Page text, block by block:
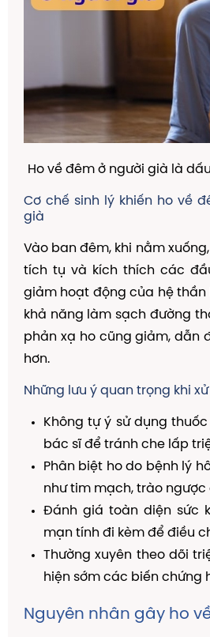
Ho về đêm ở người già là
Cơ chế sinh lý khiến ho về
già
Vào ban đêm, khi nằm
tích tụ và kích thích các
giảm hoạt động của hệ
khả năng làm sạch đường
phản xạ ho cũng giảm, dẫn
hơn.
Những lưu ý quan trọng khi
Không tự ý sử dụng
bác sĩ để tránh che lấp
Phân biệt ho do bệnh lý
như tim mạch, trào
Đánh giá toàn diện sức
mạn tính đi kèm để điều
Thường xuyên theo dõi
hiện sớm các biến chứng
Nguyên nhân gây ho